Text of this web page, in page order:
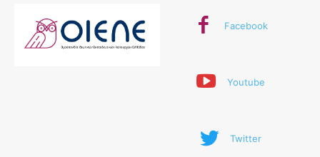
Facebook
Youtube
Twitter